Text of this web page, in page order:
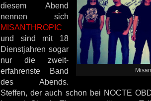
diesem Abend
nennen sich
MISANTHROPIC
und sind mit 18
Dienstjahren sogar
nur die zweit-
erfahrenste Band
des Abends.
Steffen, der auch schon bei NOCTE